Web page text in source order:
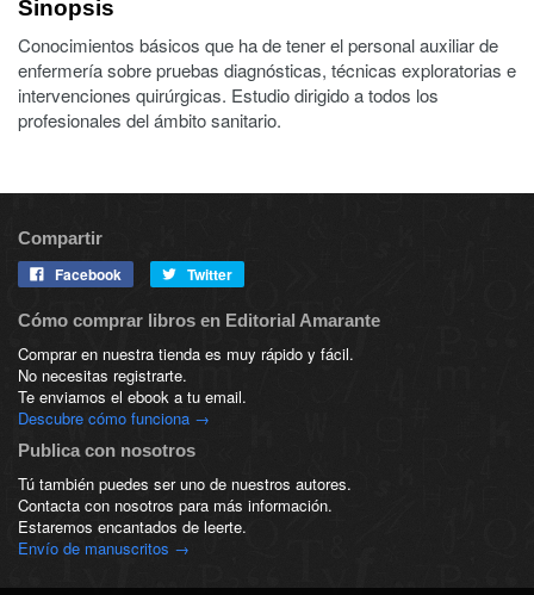
Sinopsis
Conocimientos básicos que ha de tener el personal auxiliar de
enfermería sobre pruebas diagnósticas, técnicas exploratorias e
intervenciones quirúrgicas. Estudio dirigido a todos los
profesionales del ámbito sanitario.
Compartir
Facebook Twitter
Cómo comprar libros en Editorial Amarante
Comprar en nuestra tienda es muy rápido y fácil.
No necesitas registrarte.
Te enviamos el ebook a tu email.
Descubre cómo funciona →
Publica con nosotros
Tú también puedes ser uno de nuestros autores.
Contacta con nosotros para más información.
Estaremos encantados de leerte.
Envío de manuscritos →